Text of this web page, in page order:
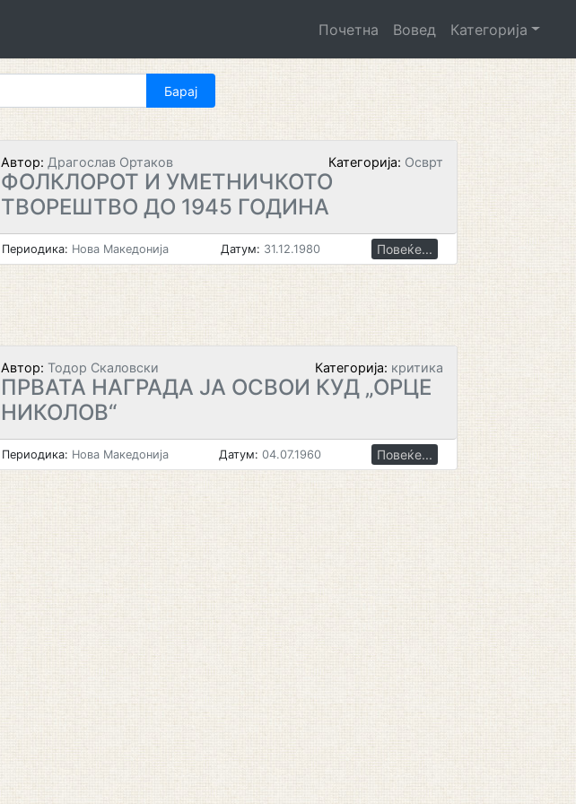
Почетна Вовед Категорија
Автор: Драгослав Ортаков Категорија: Осврт
ФОЛКЛОРОТ И УМЕТНИЧКОТО
ТВОРЕШТВО ДО 1945 ГОДИНА
Периодика: Нова Македонија Датум: 31.12.1980 Повеќе...
Автор: Тодор Скаловски Категорија: критика
ПРВАТА НАГРАДА ЈА ОСВОИ КУД „ОРЦЕ
НИКОЛОВ“
Периодика: Нова Македонија Датум: 04.07.1960 Повеќе...